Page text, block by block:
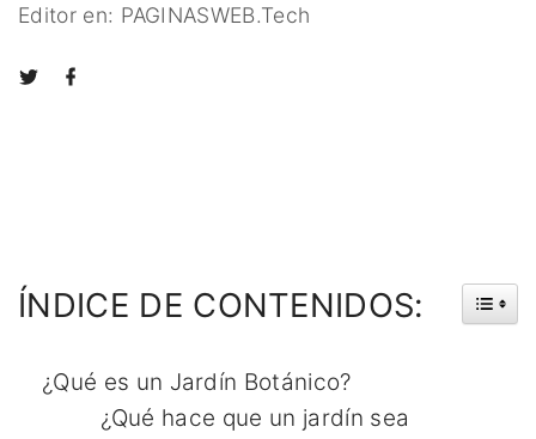
Editor en: PAGINASWEB.Tech
ÍNDICE DE CONTENIDOS:
¿Qué es un Jardín Botánico?
¿Qué hace que un jardín sea